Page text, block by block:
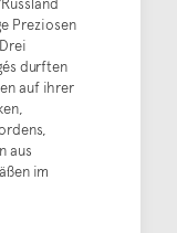
Preziosen
durften
auf ihrer
aus
im